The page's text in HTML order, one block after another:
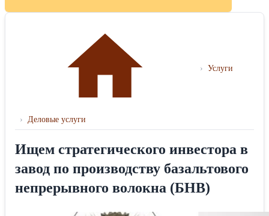
› Услуги
› Деловые услуги
Ищем стратегического инвестора в
завод по производству базальтового
непрерывного волокна (БНВ)